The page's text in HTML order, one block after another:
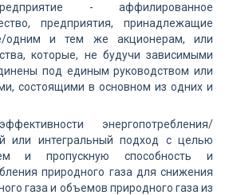
- аффилированное
предприятия, принадлежащие
и тем же акционерам, или
которые, не будучи зависимыми
под единым руководством или
состоящими в основном из одних и
энергопотребления/
или интегральный подход с целью
и пропускную способность и
природного газа для снижения
газа и объемов природного газа из